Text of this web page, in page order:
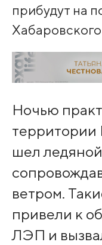
прибудут на
Ночью
территории
шел
ветром.
привели к
ЛЭП и